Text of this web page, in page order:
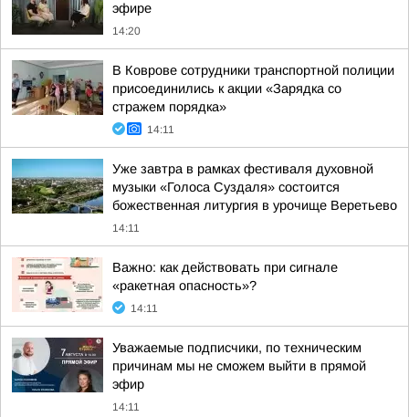
эфире
14:20
В Коврове сотрудники транспортной полиции
присоединились к акции «Зарядка со
стражем порядка»
14:11
Уже завтра в рамках фестиваля духовной
музыки «Голоса Суздаля» состоится
божественная литургия в урочище Веретьево
14:11
Важно: как действовать при сигнале
«ракетная опасность»?
14:11
Уважаемые подписчики, по техническим
причинам мы не сможем выйти в прямой
эфир
14:11